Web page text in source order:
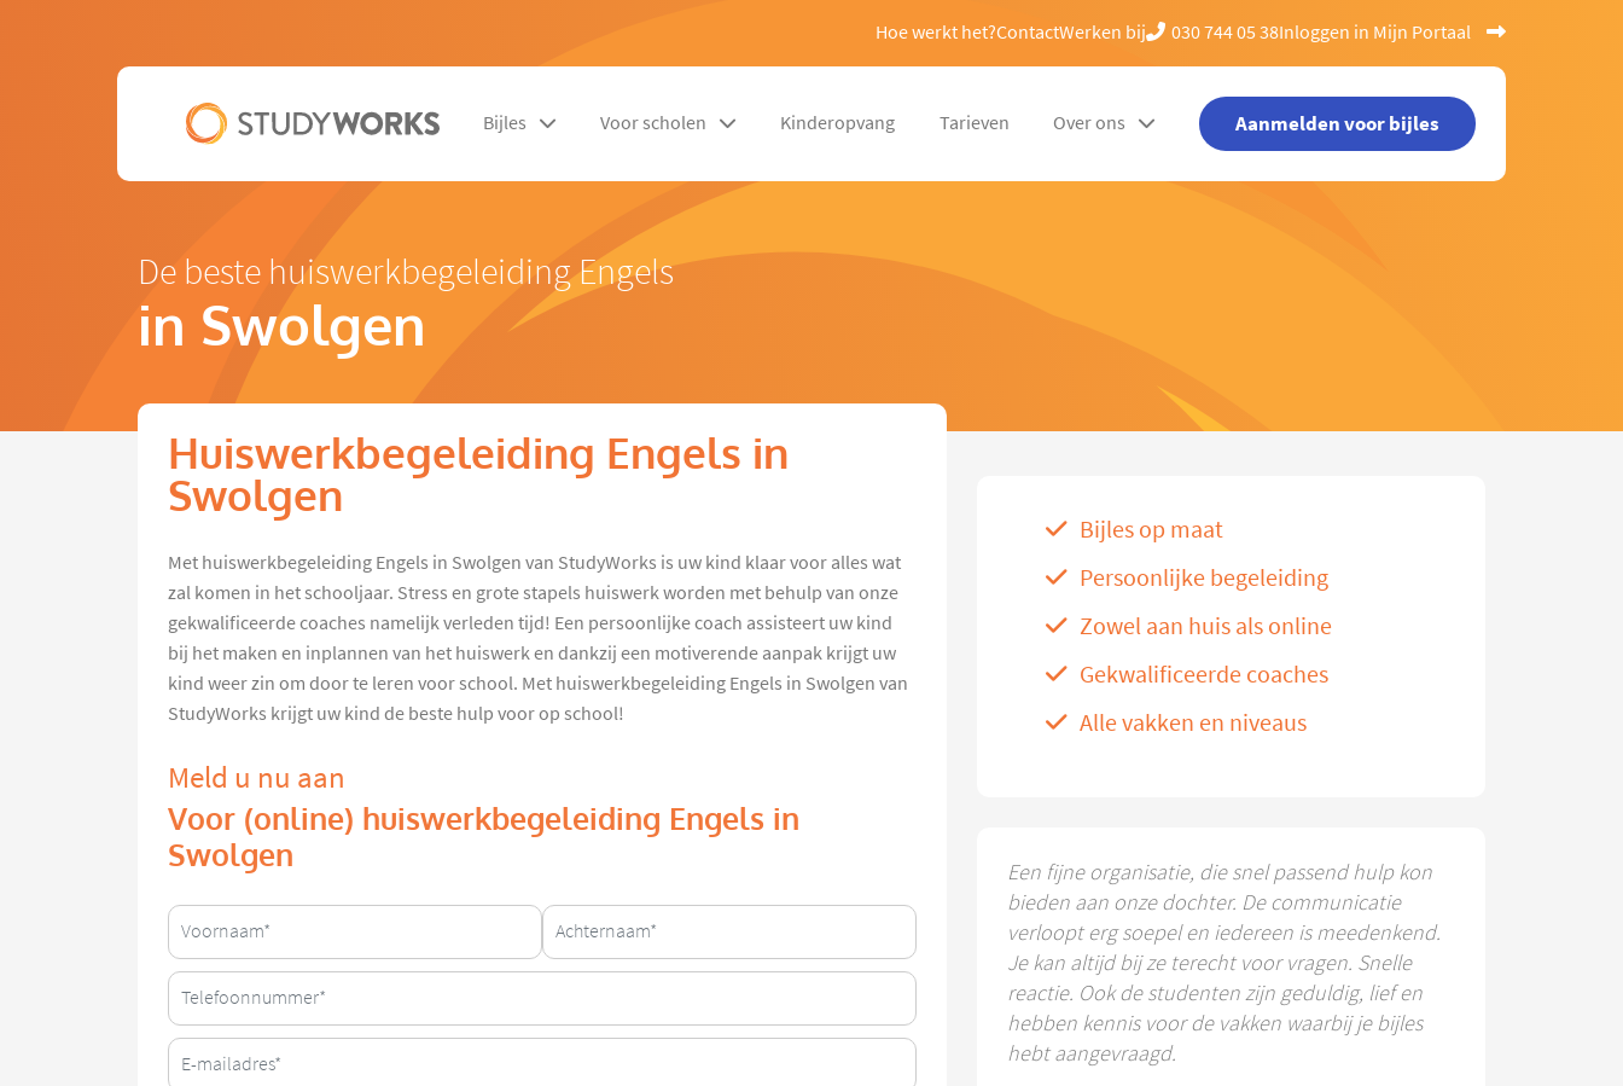
Hoe werkt het?ContactWerken bij 030 744 05 38Inloggen in Mijn Portaal
Bijles Voor scholen Kinderopvang Tarieven Over ons Aanmelden voor bijles
De beste huiswerkbegeleiding Engels
in Swolgen
Huiswerkbegeleiding Engels in
Swolgen
Met huiswerkbegeleiding Engels in Swolgen van StudyWorks is uw kind klaar voor alles wat
zal komen in het schooljaar. Stress en grote stapels huiswerk worden met behulp van onze
gekwalificeerde coaches namelijk verleden tijd! Een persoonlijke coach assisteert uw kind
bij het maken en inplannen van het huiswerk en dankzij een motiverende aanpak krijgt uw
kind weer zin om door te leren voor school. Met huiswerkbegeleiding Engels in Swolgen van
StudyWorks krijgt uw kind de beste hulp voor op school!
Meld u nu aan
Voor (online) huiswerkbegeleiding Engels in
Swolgen
Bijles op maat
Persoonlijke begeleiding
Zowel aan huis als online
Gekwalificeerde coaches
Alle vakken en niveaus
Een fijne organisatie, die snel passend hulp kon
bieden aan onze dochter. De communicatie
verloopt erg soepel en iedereen is meedenkend.
Je kan altijd bij ze terecht voor vragen. Snelle
reactie. Ook de studenten zijn geduldig, lief en
hebben kennis voor de vakken waarbij je bijles
hebt aangevraagd.